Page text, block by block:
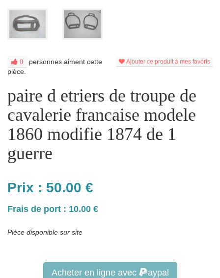
Ajouter ce produit à mes favoris
0
personnes aiment cette
pièce.
paire d etriers de troupe de
cavalerie francaise modele
1860 modifie 1874 de 1
guerre
Prix : 50.00 €
Frais de port : 10.00 €
Pièce disponible sur site
Acheter en ligne avec aypal